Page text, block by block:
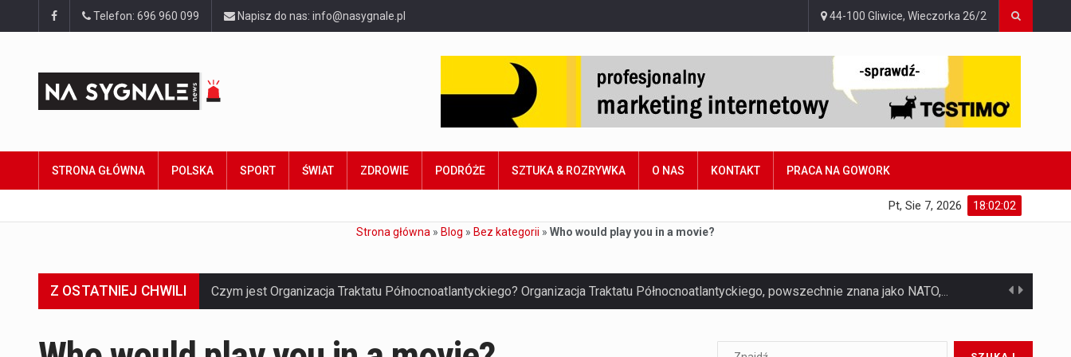
Telefon: 696 960 099 Napisz do nas: info@nasygnale.pl 44-100 Gliwice, Wieczorka 26/2
STRONA GŁÓWNA POLSKA SPORT ŚWIAT ZDROWIE PODRÓŻE SZTUKA & ROZRYWKA O NAS KONTAKT PRACA NA GOWORK
18:02:03
Pt, Sie 7, 2026
Strona główna » Blog » Bez kategorii » Who would play you in a movie?
Z OSTATNIEJ CHWILI
Jaką dynamikę wzrostu PKB przewidują prognozy gospodarcze dla Polski w 2026 roku? Prognozy dotyczące gospodarki Polski na rok 2026 sugerują, że Produkt Krajowy Brutto (PKB)…